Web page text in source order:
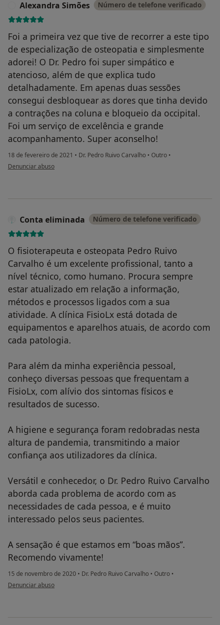
Alexandra Simões Número de telefone verificado
Foi a primeira vez que tive de recorrer a este tipo
de especialização de osteopatia e simplesmente
adorei! O Dr. Pedro foi super simpático e
atencioso, além de que explica tudo
detalhadamente. Em apenas duas sessões
consegui desbloquear as dores que tinha devido
a contrações na coluna e bloqueio da occipital.
Foi um serviço de excelência e grande
acompanhamento. Super aconselho!
18 de fevereiro de 2021 • Dr. Pedro Ruivo Carvalho • Outro •
na opinião do utilizador Alexandra Simões
Denunciar abuso
Conta eliminada Número de telefone verificado
O fisioterapeuta e osteopata Pedro Ruivo
Carvalho é um excelente profissional, tanto a
nível técnico, como humano. Procura sempre
estar atualizado em relação a informação,
métodos e processos ligados com a sua
atividade. A clínica FisioLx está dotada de
equipamentos e aparelhos atuais, de acordo com
cada patologia.
Para além da minha experiência pessoal,
conheço diversas pessoas que frequentam a
FisioLx, com alívio dos sintomas físicos e
resultados de sucesso.
A higiene e segurança foram redobradas nesta
altura de pandemia, transmitindo a maior
confiança aos utilizadores da clínica.
Versátil e conhecedor, o Dr. Pedro Ruivo Carvalho
aborda cada problema de acordo com as
necessidades de cada pessoa, e é muito
interessado pelos seus pacientes.
A sensação é que estamos em “boas mãos”.
Recomendo vivamente!
15 de novembro de 2020 • Dr. Pedro Ruivo Carvalho • Outro •
na opinião do utilizador Conta eliminada
Denunciar abuso